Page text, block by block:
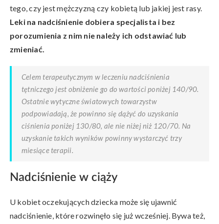
tego, czy jest mężczyzną czy kobietą lub jakiej jest rasy.
Leki na nadciśnienie dobiera specjalista i bez
porozumienia z nim nie należy ich odstawiać lub
zmieniać.
Celem terapeutycznym w leczeniu nadciśnienia
tętniczego jest obniżenie go do wartości poniżej 140/90.
Ostatnie wytyczne światowych towarzystw
podpowiadają, że powinno się dążyć do uzyskania
ciśnienia poniżej 130/80, ale nie niżej niż 120/70. Na
uzyskanie takich wyników powinny wystarczyć trzy
miesiące terapii.
Nadciśnienie w ciąży
U kobiet oczekujących dziecka może się ujawnić
nadciśnienie, które rozwinęło się już wcześniej. Bywa też,